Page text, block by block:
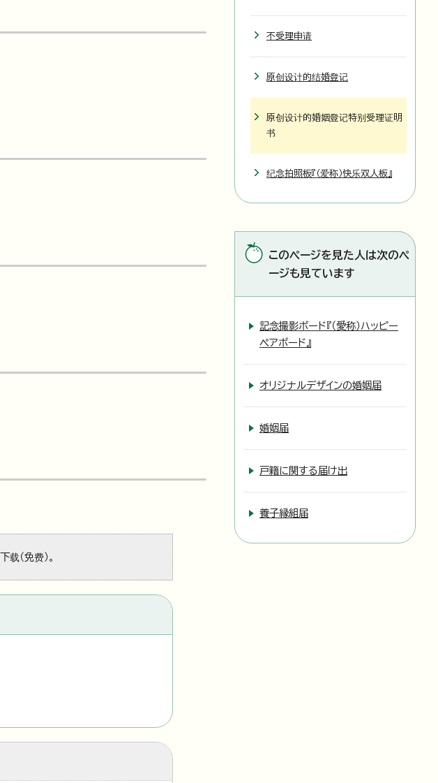
下载（免费）。
不受理申请
原创设计的结婚登记
原创设计的婚姻登记特别受理证明
书
纪念拍照板『（爱称）快乐双人板』
このページを見た人は次のペ
ージも見ています
記念撮影ボード『（愛称）ハッピー
ペアボード』
オリジナルデザインの婚姻届
婚姻届
戸籍に関する届け出
養子縁組届